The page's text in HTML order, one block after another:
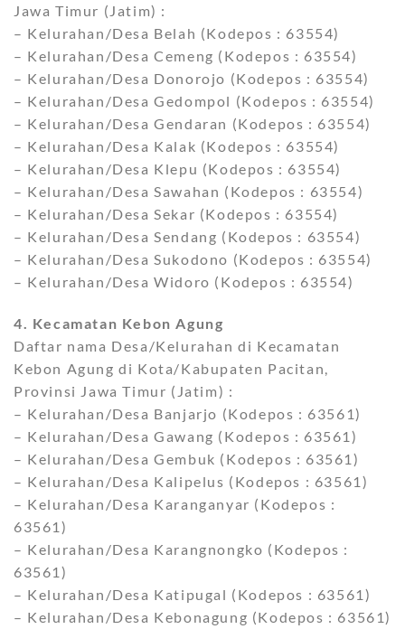
Jawa Timur (Jatim) :
– Kelurahan/Desa Belah (Kodepos : 63554)
– Kelurahan/Desa Cemeng (Kodepos : 63554)
– Kelurahan/Desa Donorojo (Kodepos : 63554)
– Kelurahan/Desa Gedompol (Kodepos : 63554)
– Kelurahan/Desa Gendaran (Kodepos : 63554)
– Kelurahan/Desa Kalak (Kodepos : 63554)
– Kelurahan/Desa Klepu (Kodepos : 63554)
– Kelurahan/Desa Sawahan (Kodepos : 63554)
– Kelurahan/Desa Sekar (Kodepos : 63554)
– Kelurahan/Desa Sendang (Kodepos : 63554)
– Kelurahan/Desa Sukodono (Kodepos : 63554)
– Kelurahan/Desa Widoro (Kodepos : 63554)
4. Kecamatan Kebon Agung
Daftar nama Desa/Kelurahan di Kecamatan
Kebon Agung di Kota/Kabupaten Pacitan,
Provinsi Jawa Timur (Jatim) :
– Kelurahan/Desa Banjarjo (Kodepos : 63561)
– Kelurahan/Desa Gawang (Kodepos : 63561)
– Kelurahan/Desa Gembuk (Kodepos : 63561)
– Kelurahan/Desa Kalipelus (Kodepos : 63561)
– Kelurahan/Desa Karanganyar (Kodepos :
63561)
– Kelurahan/Desa Karangnongko (Kodepos :
63561)
– Kelurahan/Desa Katipugal (Kodepos : 63561)
– Kelurahan/Desa Kebonagung (Kodepos : 63561)